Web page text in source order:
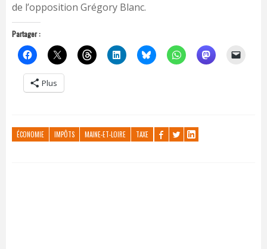
de l’opposition Grégory Blanc.
Partager :
Plus
ÉCONOMIE IMPÔTS MAINE-ET-LOIRE TAXE